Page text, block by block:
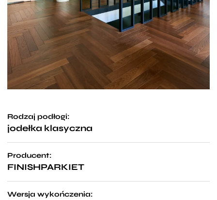
Rodzaj podłogi:
jodełka klasyczna
Producent:
FINISHPARKIET
Wersja wykończenia: